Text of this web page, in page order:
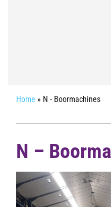
Home » N - Boormachines
N –